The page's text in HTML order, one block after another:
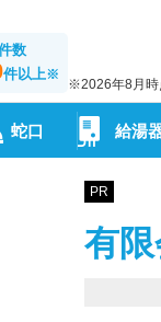
数
件以上※
※2026年8月時
蛇口 給湯
PR
有